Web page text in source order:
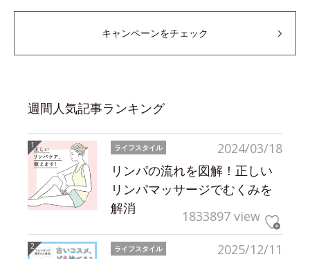
キャンペーンをチェック
週間人気記事ランキング
2024/03/18
ライフスタイル
リンパの流れを図解！正しい
リンパマッサージでむくみを
解消
1833897 view
2025/12/11
ライフスタイル